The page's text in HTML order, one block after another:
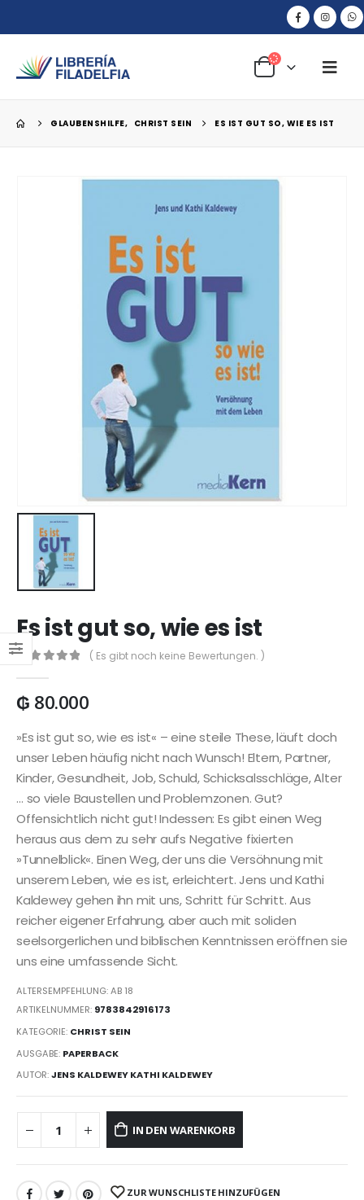
GLAUBENSHILFE, CHRIST SEIN ES IST GUT SO, WIE ES IST
Es ist gut so, wie es ist
( Es gibt noch keine Bewertungen. )
₲ 80.000
»Es ist gut so, wie es ist« – eine steile These, läuft doch
unser Leben häufig nicht nach Wunsch! Eltern, Partner,
Kinder, Gesundheit, Job, Schuld, Schicksalsschläge, Alter
… so viele Baustellen und Problemzonen. Gut?
Offensichtlich nicht gut! Indessen: Es gibt einen Weg
heraus aus dem zu sehr aufs Negative fixierten
»Tunnelblick«. Einen Weg, der uns die Versöhnung mit
unserem Leben, wie es ist, erleichtert. Jens und Kathi
Kaldewey gehen ihn mit uns, Schritt für Schritt. Aus
reicher eigener Erfahrung, aber auch mit soliden
seelsorgerlichen und biblischen Kenntnissen eröffnen sie
uns eine umfassende Sicht.
ALTERSEMPFEHLUNG: AB 18
ARTIKELNUMMER: 9783842916173
KATEGORIE: CHRIST SEIN
AUSGABE: PAPERBACK
AUTOR:JENS KALDEWEY KATHI KALDEWEY
IN DEN WARENKORB
ZUR WUNSCHLISTE HINZUFÜGEN